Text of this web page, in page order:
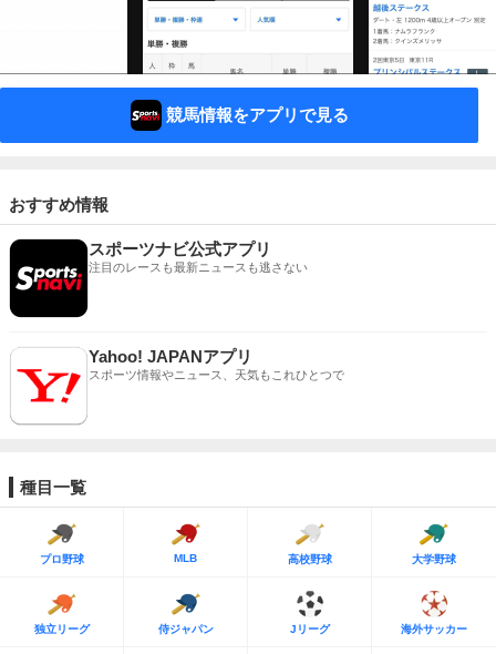
競馬情報をアプリで見る
おすすめ情報
スポーツナビ公式アプリ
注目のレースも最新ニュースも逃さない
Yahoo! JAPANアプリ
スポーツ情報やニュース、天気もこれひとつで
種目一覧
プロ野球 MLB 高校野球 大学野球
独立リーグ 侍ジャパン Jリーグ 海外サッカー